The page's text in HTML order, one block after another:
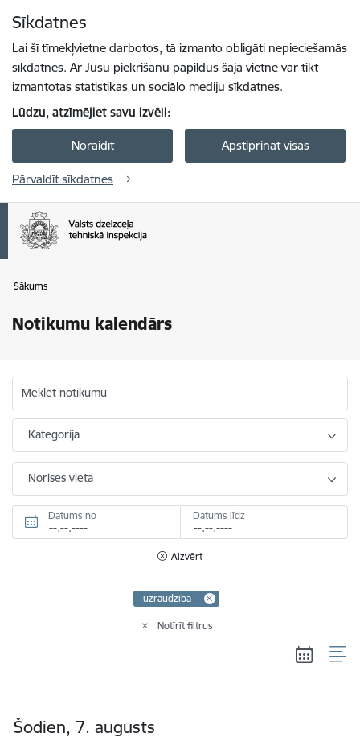
Sīkdatnes
Lai šī tīmekļvietne darbotos, tā izmanto obligāti nepieciešamās
sīkdatnes. Ar Jūsu piekrišanu papildus šajā vietnē var tikt
izmantotas statistikas un sociālo mediju sīkdatnes.
Lūdzu, atzīmējiet savu izvēli:
Noraidīt Apstiprināt visas
Pārvaldīt sīkdatnes
Sākums
Notikumu kalendārs
Meklēt notikumu
Kategorija
Norises vieta
Datums no Datums līdz
Aizvērt
uzraudzība
Notīrīt filtrus
Šodien, 7. augusts